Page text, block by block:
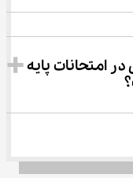
در امتحانات پایه